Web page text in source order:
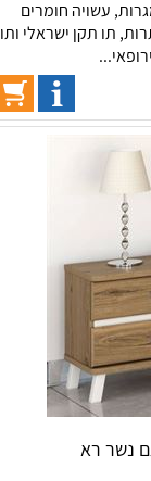
ורחבה - 2 מגרות, עשויה חומרים
תו תקן ישראלי ותו
נשר רא